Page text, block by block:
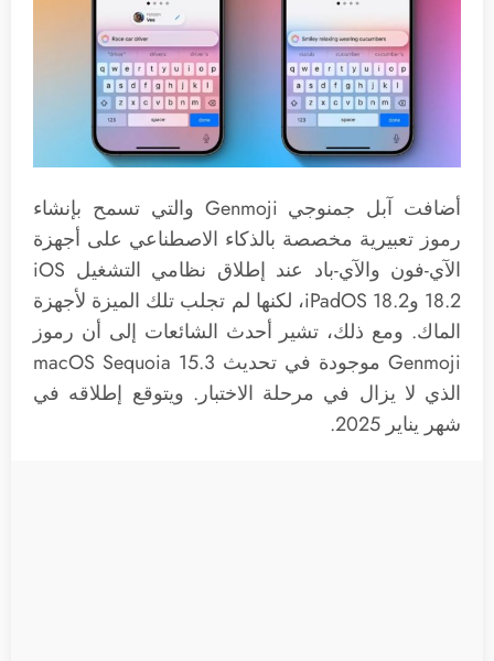
أضافت آبل جمنوجي ‌Genmoji‌ والتي تسمح بإنشاء
رموز تعبيرية مخصصة بالذكاء الاصطناعي على أجهزة
الآي-فون والآي-باد عند إطلاق نظامي التشغيل iOS
18.2 وiPadOS 18.2، لكنها لم تجلب تلك الميزة لأجهزة
الماك. ومع ذلك، تشير أحدث الشائعات إلى أن رموز
‌Genmoji‌ موجودة في تحديث macOS Sequoia 15.3
الذي لا يزال في مرحلة الاختبار. ويتوقع إطلاقه في
شهر يناير 2025.